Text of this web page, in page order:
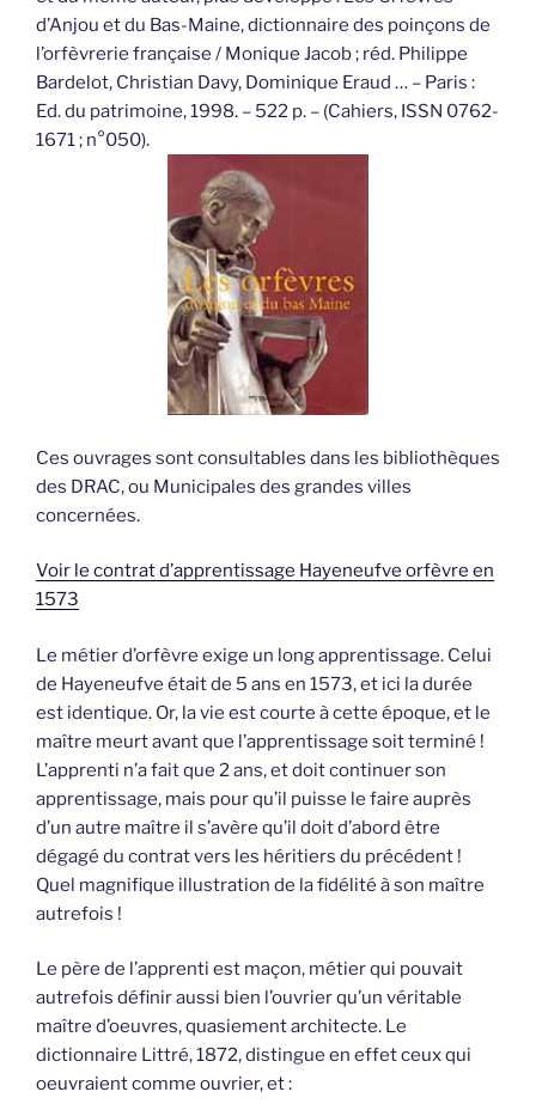
d’Anjou et du Bas-Maine, dictionnaire des poinçons de
l’orfèvrerie française / Monique Jacob ; réd. Philippe
Bardelot, Christian Davy, Dominique Eraud … – Paris :
Ed. du patrimoine, 1998. – 522 p. – (Cahiers, ISSN 0762-
1671 ; n°050).
Ces ouvrages sont consultables dans les bibliothèques
des DRAC, ou Municipales des grandes villes
concernées.
Voir le contrat d’apprentissage Hayeneufve orfèvre en
1573
Le métier d’orfèvre exige un long apprentissage. Celui
de Hayeneufve était de 5 ans en 1573, et ici la durée
est identique. Or, la vie est courte à cette époque, et le
maître meurt avant que l’apprentissage soit terminé !
L’apprenti n’a fait que 2 ans, et doit continuer son
apprentissage, mais pour qu’il puisse le faire auprès
d’un autre maître il s’avère qu’il doit d’abord être
dégagé du contrat vers les héritiers du précédent !
Quel magnifique illustration de la fidélité à son maître
autrefois !
Le père de l’apprenti est maçon, métier qui pouvait
autrefois définir aussi bien l’ouvrier qu’un véritable
maître d’oeuvres, quasiement architecte. Le
dictionnaire Littré, 1872, distingue en effet ceux qui
oeuvraient comme ouvrier, et :